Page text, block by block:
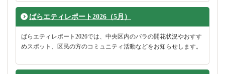
ばらエティレポート2026（5月）
ばらエティレポート2026では、中央区内のバラの開花状況やおすす
めスポット、区民の方のコミュニティ活動などをお知らせします。